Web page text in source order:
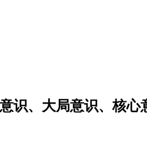
识、大局意识、核心